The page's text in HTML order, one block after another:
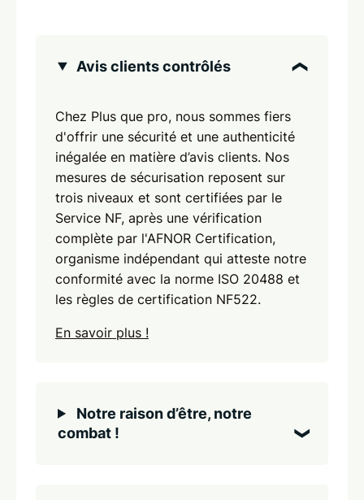
Avis clients contrôlés
Chez Plus que pro, nous sommes fiers
d'offrir une sécurité et une authenticité
inégalée en matière d’avis clients. Nos
mesures de sécurisation reposent sur
trois niveaux et sont certifiées par le
Service NF, après une vérification
complète par l'AFNOR Certification,
organisme indépendant qui atteste notre
conformité avec la norme ISO 20488 et
les règles de certification NF522.
En savoir plus !
Notre raison d’être, notre
combat !